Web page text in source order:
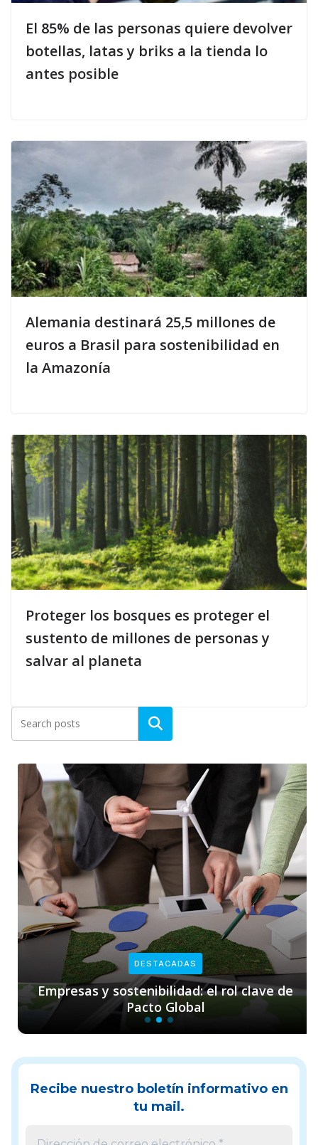
El 85% de las personas quiere devolver
botellas, latas y briks a la tienda lo
antes posible
Alemania destinará 25,5 millones de
euros a Brasil para sostenibilidad en
la Amazonía
Proteger los bosques es proteger el
sustento de millones de personas y
salvar al planeta
DESTACADAS
Empresas y sostenibilidad: el rol clave de
Pacto Global
Recibe nuestro boletín informativo en
tu mail.